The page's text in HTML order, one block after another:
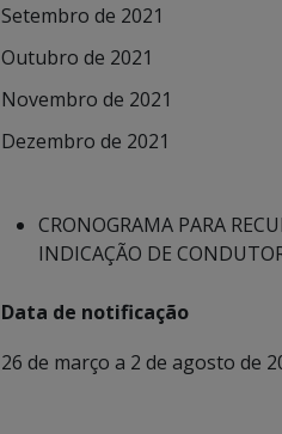
Setembro de 2021
Outubro de 2021
Novembro de 2021
Dezembro de 2021
CRONOGRAMA PARA
INDICAÇÃO DE
Data de notificação
26 de março a 2 de agosto de